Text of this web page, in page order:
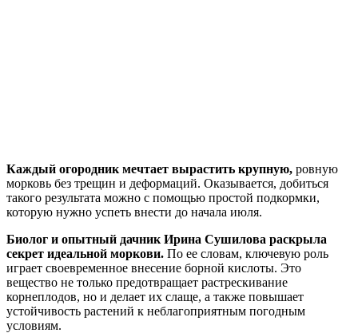
Каждый огородник мечтает вырастить крупную, ровную
морковь без трещин и деформаций. Оказывается, добиться
такого результата можно с помощью простой подкормки,
которую нужно успеть внести до начала июля.
Биолог и опытный дачник Ирина Сушилова раскрыла
секрет идеальной моркови. По ее словам, ключевую роль
играет своевременное внесение борной кислоты. Это
вещество не только предотвращает растрескивание
корнеплодов, но и делает их слаще, а также повышает
устойчивость растений к неблагоприятным погодным
условиям.